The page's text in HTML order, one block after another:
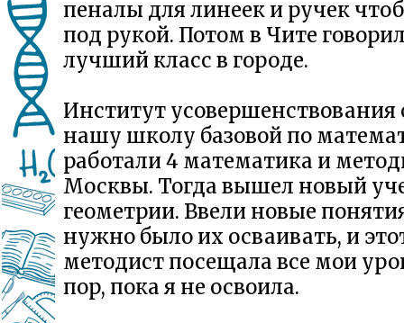
пеналы для линеек и ручек
под рукой. Потом в Чите
лучший класс в городе.
Институт усовершенствования
нашу школу базовой по
работали 4 математика и
Москвы. Тогда вышел новый
геометрии. Ввели новые
нужно было их осваивать, и
методист посещала все мои
пор, пока я не освоила.